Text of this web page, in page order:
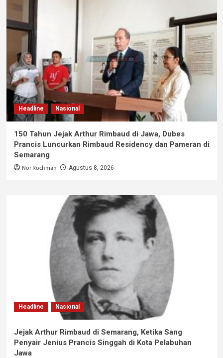
Headline Nasional
150 Tahun Jejak Arthur Rimbaud di Jawa, Dubes
Prancis Luncurkan Rimbaud Residency dan Pameran di
Semarang
Nor Rochman Agustus 8, 2026
Headline Nasional
Jejak Arthur Rimbaud di Semarang, Ketika Sang
Penyair Jenius Prancis Singgah di Kota Pelabuhan
Jawa